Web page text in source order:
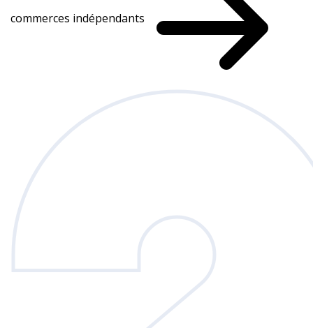
commerces indépendants